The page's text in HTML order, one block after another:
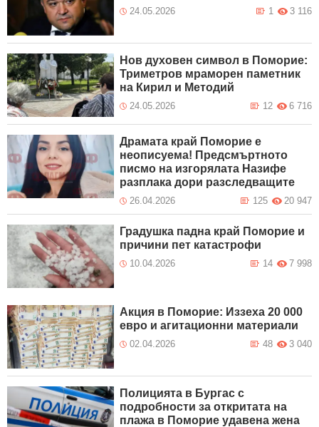
24.05.2026 3 116
1
Нов духовен символ в Поморие:
Триметров мраморен паметник
на Кирил и Методий
24.05.2026 6 716
12
Драмата край Поморие е
неописуема! Предсмъртното
писмо на изгорялата Назифе
разплака дори разследващите
26.04.2026 20 947
125
Градушка падна край Поморие и
причини пет катастрофи
10.04.2026 7 998
14
Акция в Поморие: Иззеха 20 000
евро и агитационни материали
02.04.2026 3 040
48
Полицията в Бургас с
подробности за откритата на
плажа в Поморие удавена жена